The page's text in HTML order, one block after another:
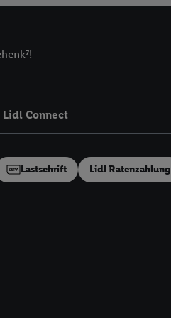
Lidl Connect
Lastschrift Lidl Ratenzahlung
Online-Kennung
auszuspielen.
E-Mail-
verfügbar ist.
zu erfassen.
von Dritten betrieben
speziell zur
generell zu
(nur für
einen Klick auf
sämtlicher